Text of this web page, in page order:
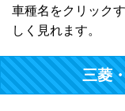
車種名をクリック
しく見れます。
三菱